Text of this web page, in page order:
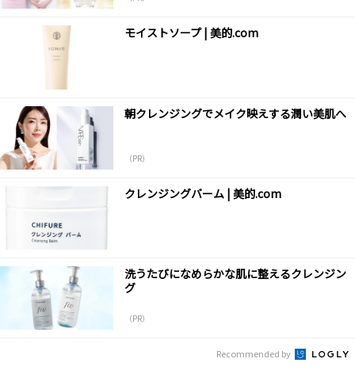
モイストソープ | 美的.com
朝クレンジングでメイク映えする潤い美肌へ
（PR）
クレンジングバーム | 美的.com
洗うたびになめらかな肌に整えるクレンジン
グ
（PR）
Recommended by